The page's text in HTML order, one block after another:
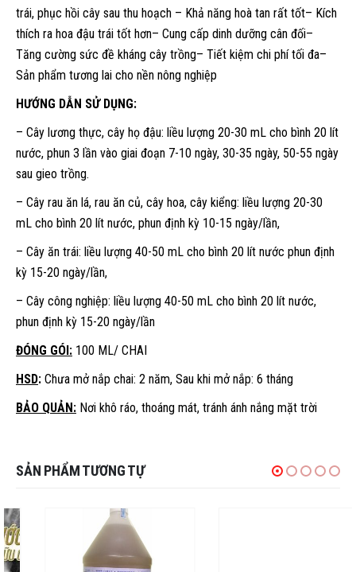
trái, phục hồi cây sau thu hoạch – Khả năng hoà tan rất tốt– Kích
thích ra hoa đậu trái tốt hơn– Cung cấp dinh dưỡng cân đối–
Tăng cường sức đề kháng cây trồng– Tiết kiệm chi phí tối đa–
Sản phẩm tương lai cho nền nông nghiệp
HƯỚNG DẪN SỬ DỤNG:
– Cây lương thực, cây họ đậu: liều lượng 20-30 mL cho bình 20 lít
nước, phun 3 lần vào giai đoạn 7-10 ngày, 30-35 ngày, 50-55 ngày
sau gieo trồng.
– Cây rau ăn lá, rau ăn củ, cây hoa, cây kiểng: liều lượng 20-30
mL cho bình 20 lít nước, phun định kỳ 10-15 ngày/lần,
– Cây ăn trái: liều lượng 40-50 mL cho bình 20 lít nước phun định
kỳ 15-20 ngày/lần,
– Cây công nghiệp: liều lượng 40-50 mL cho bình 20 lít nước,
phun định kỳ 15-20 ngày/lần
ĐÓNG GÓI: 100 ML/ CHAI
HSD: Chưa mở nắp chai: 2 năm, Sau khi mở nắp: 6 tháng
BẢO QUẢN: Nơi khô ráo, thoáng mát, tránh ánh nắng mặt trời
SẢN PHẨM TƯƠNG TỰ